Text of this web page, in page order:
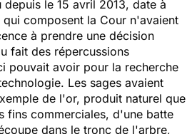
le 15 avril 2013, date à
qui composent la Cour n'avaient
à prendre une décision
fait des répercussions
pouvait avoir pour la recherche
Les sages avaient
de l'or, produit naturel que
fins commerciales, d'une batte
dans le tronc de l'arbre,